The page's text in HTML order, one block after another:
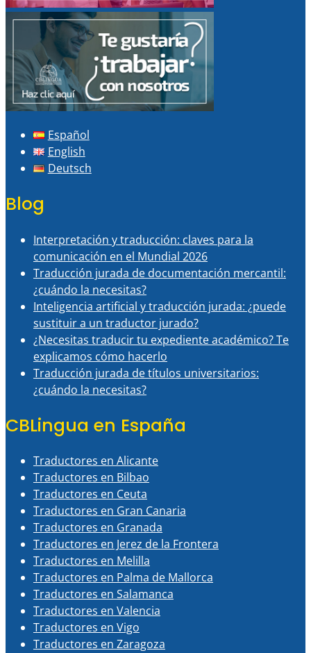
Español
English
Deutsch
Blog
Interpretación y traducción: claves para la
comunicación en el Mundial 2026
Traducción jurada de documentación mercantil:
¿cuándo la necesitas?
Inteligencia artificial y traducción jurada: ¿puede
sustituir a un traductor jurado?
¿Necesitas traducir tu expediente académico? Te
explicamos cómo hacerlo
Traducción jurada de títulos universitarios:
¿cuándo la necesitas?
CBLingua en España
Traductores en Alicante
Traductores en Bilbao
Traductores en Ceuta
Traductores en Gran Canaria
Traductores en Granada
Traductores en Jerez de la Frontera
Traductores en Melilla
Traductores en Palma de Mallorca
Traductores en Salamanca
Traductores en Valencia
Traductores en Vigo
Traductores en Zaragoza